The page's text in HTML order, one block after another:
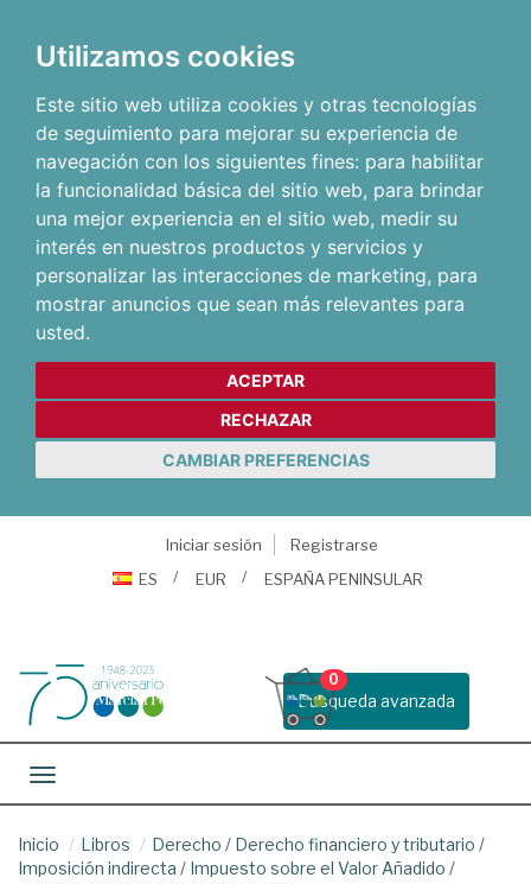
Utilizamos cookies
Este sitio web utiliza cookies y otras tecnologías
de seguimiento para mejorar su experiencia de
navegación con los siguientes fines: para habilitar
la funcionalidad básica del sitio web, para brindar
una mejor experiencia en el sitio web, medir su
interés en nuestros productos y servicios y
personalizar las interacciones de marketing, para
mostrar anuncios que sean más relevantes para
usted.
ACEPTAR
RECHAZAR
CAMBIAR PREFERENCIAS
Iniciar sesión
Registrarse
ES
EUR ESPAÑA PENINSULAR
Busqueda avanzada
0
Toggle navigation
Inicio Libros Derecho / Derecho financiero y tributario /
Imposición indirecta / Impuesto sobre el Valor Añadido /